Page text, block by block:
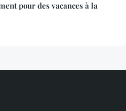
pour des vacances à la